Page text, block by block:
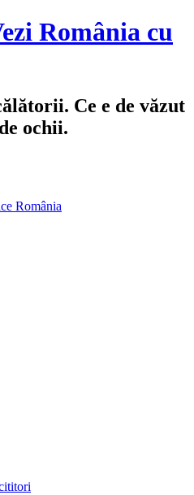
România cu
Ce e de văzut
ochii.
România